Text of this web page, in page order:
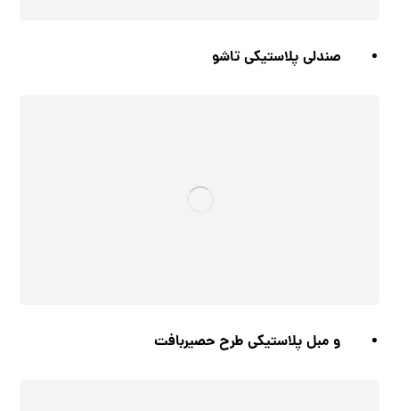
صندلی پلاستیکی تاشو
و مبل پلاستیکی طرح حصیربافت